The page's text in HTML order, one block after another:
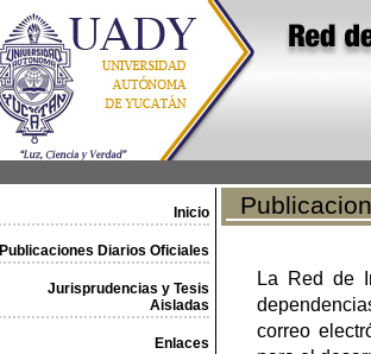
Inicio
Publicaciones Diarios Oficiales
Jurisprudencias y Tesis
Aisladas
Enlaces
La Red de
correo